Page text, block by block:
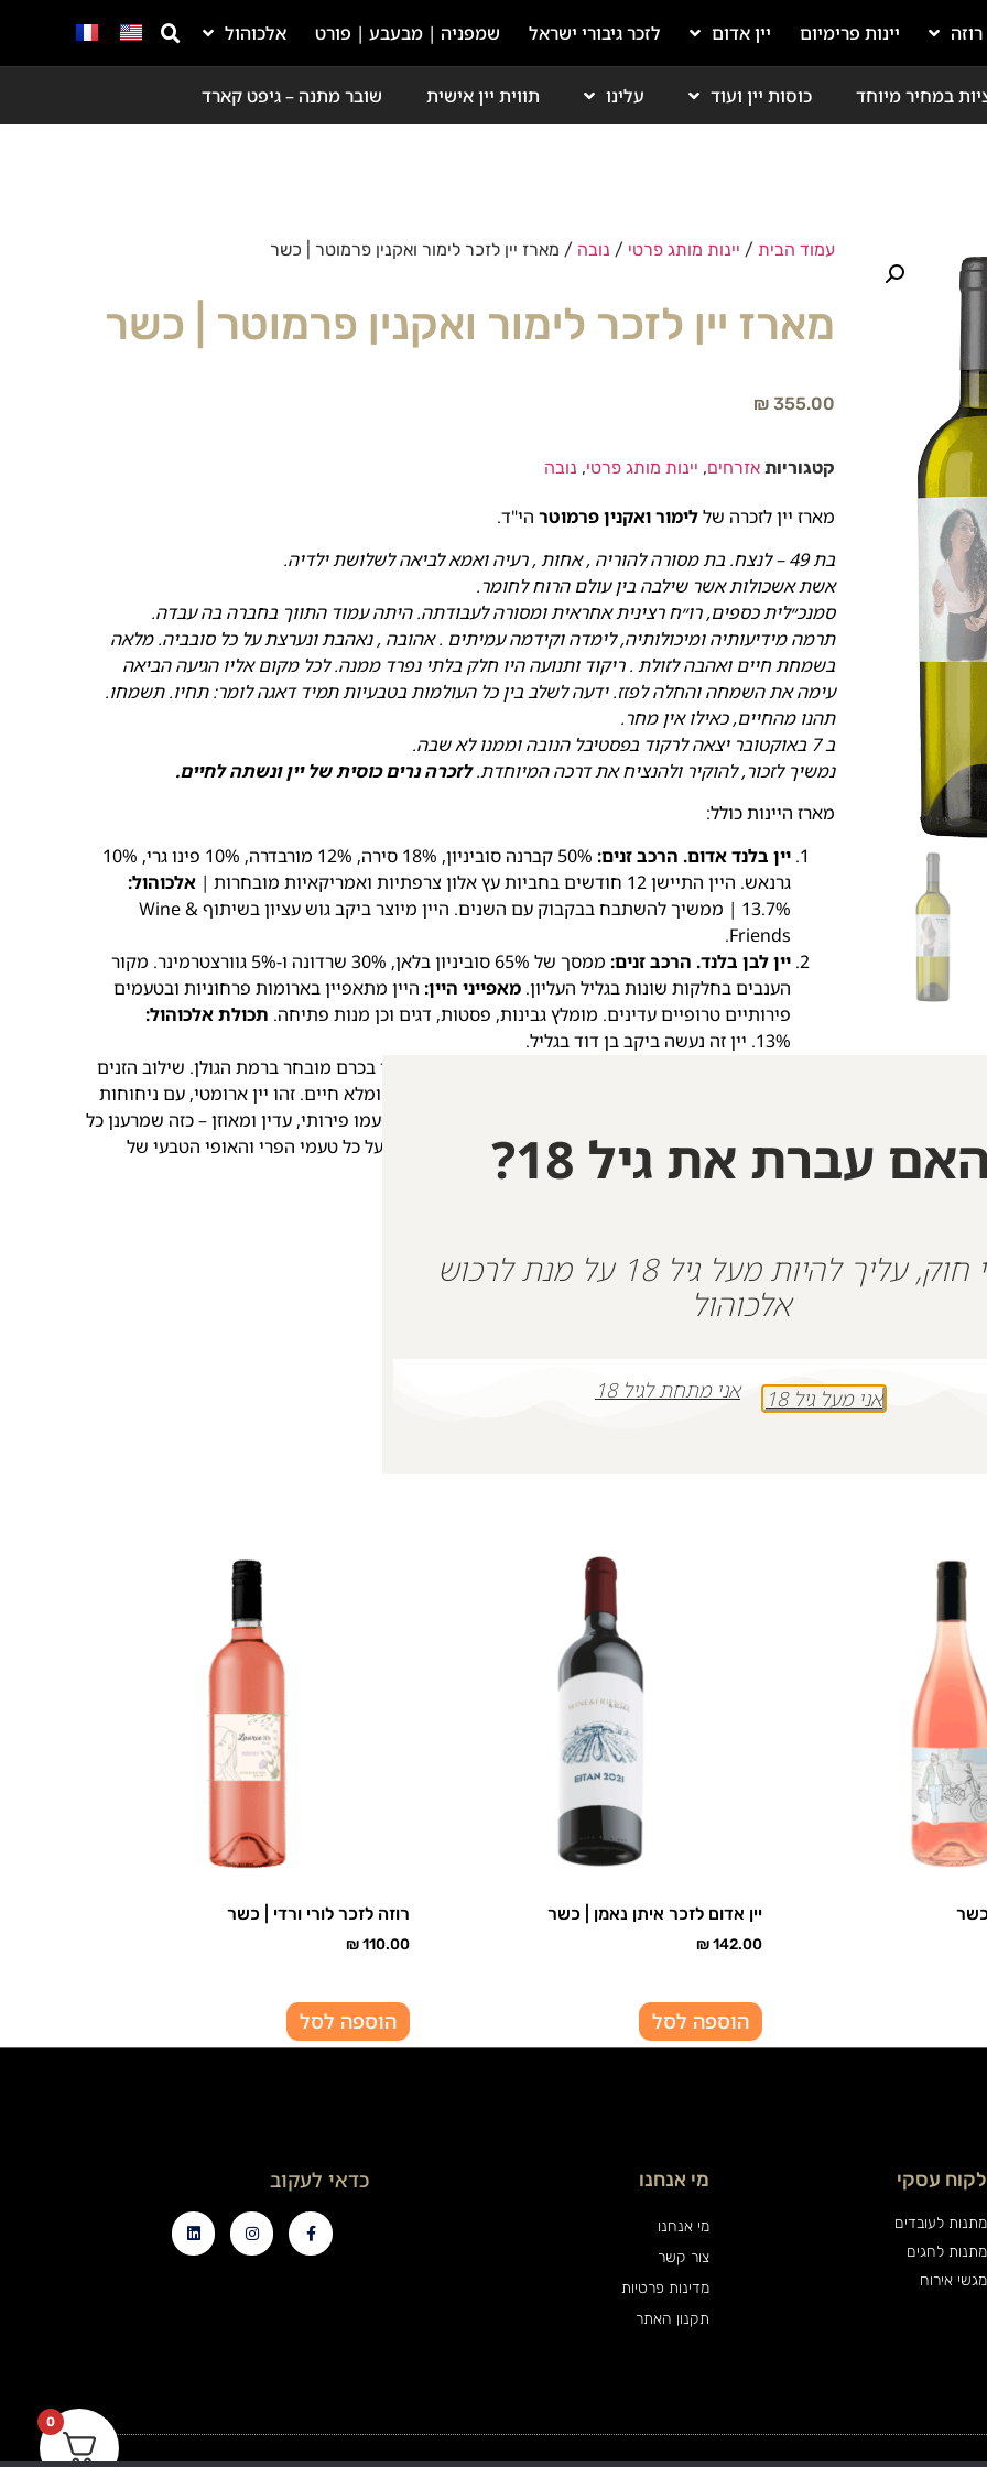
רוזה יינות פרימיום יין אדום לזכר גיבורי ישראל שמפניה | מבעבע | פורט אלכוהול
במחיר מיוחד כוסות יין ועוד עלינו תווית יין אישית שובר מתנה – גיפט קארד
עמוד הבית / יינות מותג פרטי / נובה / מארז יין לזכר לימור ואקנין פרמוטר | כשר
מארז יין לזכר לימור ואקנין פרמוטר | כשר
₪ 355.00
קטגוריות אזרחים, יינות מותג פרטי, נובה
מארז יין לזכרה שללימור ואקנין פרמוטר הי"ד.
בת 49 – לנצח. בת מסורה להוריה , אחות , רעיה ואמא לביאה לשלושת ילדיה.
אשת אשכולות אשר שילבה בין עולם הרוח לחומר.
סמנכ״לית כספים, רו״ח רצינית אחראית ומסורה לעבודתה. היתה עמוד התווך בחברה בה עבדה.
תרמה מידיעותיה ומיכולותיה, לימדה וקידמה עמיתים . אהובה , נאהבת ונערצת על כל סובביה.מלאה
בשמחת חיים ואהבה לזולת . ריקוד ותנועה היו חלק בלתי נפרד ממנה.לכל מקום אליו הגיעה הביאה
עימה את השמחה והחלה לפזז. ידעה לשלב בין כל העולמות בטבעיות תמיד דאגה לומר: תחיו. תשמחו.
תהנו מהחיים, כאילו אין מחר.
ב 7 באוקטובר יצאה לרקוד בפסטיבל הנובה וממנו לא שבה.
נמשיך לזכור, להוקיר ולהנציח את דרכה המיוחדת.לזכרה נרים כוסית של יין ונשתה לחיים.
מארז היינות כולל:
יין בלנד אדום. הרכב זנים:
50% קברנה סוביניון, 18% סירה, 12% מורבדרה, 10% פינו גרי, 10%
גרנאש. היין התיישן 12 חודשים בחביות עץ אלון צרפתיות ואמריקאיות מובחרות |
אלכוהול:
13.7% | ממשיך להשתבח בבקבוק עם השנים. היין מיוצר ביקב גוש עציון בשיתוף Wine &
Friends.
יין לבן בלנד. הרכב זנים:
ממסך של 65% סוביניון בלאן, 30% שרדונה ו-5% גוורצטרמינר. מקור
הענבים בחלקות שונות בגליל העליון. מאפייני היין: היין מתאפיין בארומות פרחוניות ובטעמים
פירותיים טרופיים עדינים. מומלץ גבינות, פסטות, דגים וכן מנות פתיחה. תכולת אלכוהול:
13%. יין זה נעשה ביקב בן דוד בגליל.
רוזה המופק מ-75% ענבי גרנאש ו־25% ענבי סירה, שגדלו בכרם מובחר ברמת הגולן. שילוב הזנים
האצילי והטרואר הייחודי מעניקים ליין אופי רענן, אלגנטי ומלא חיים. זהו יין ארומטי, עם ניחוחות
בולטים של תות שדה, אשכולית אדומה ופריחת הדרים. טעמו פירותי, עדין ומאוזן – כזה שמרענן כל
שלוק ומשאיר טעם של עוד. היין לא עבר סינון
, לשמירה על כל טעמי הפרי והאופי הטבעי של
הענבים. היין נוצר בשיתוף יקב בן דוד ו-Wine&Friends.
הוספה לסל
יין אדום לזכר איתן נאמן | כשר
₪142.00
הוספה לסל
רוזה לזכר לורי ורדי | כשר
₪110.00
הוספה לסל
לקוח עסקי
מתנות לעובדים
מתנות לחגים
מגשי אירוח
מי אנחנו
מי אנחנו
צור קשר
מדינות פרטיות
תקנון האתר
כדאי לעקוב
0
עברת את גיל 18?
על פי חוק, עליך להיות מעל גיל 18 על מנת לרכוש
אלכוהול
אני מעל גיל 18 אני מתחת לגיל 18